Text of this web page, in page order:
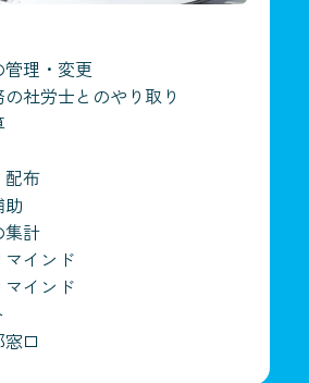
理・変更
社労士とのやり取り
配布
集計
インド
インド
口